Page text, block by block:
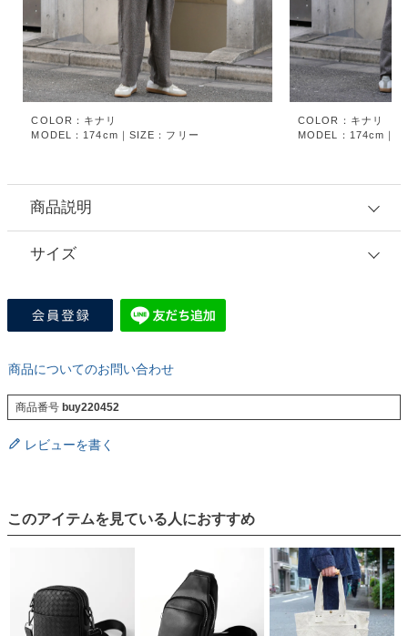
COLOR：キナリ
MODEL：174cm｜SIZE：フリー
COLOR：キナリ
MODEL：174cm｜
商品説明
サイズ
商品についてのお問い合わせ
商品番号 buy220452
レビューを書く
このアイテムを見ている人におすすめ